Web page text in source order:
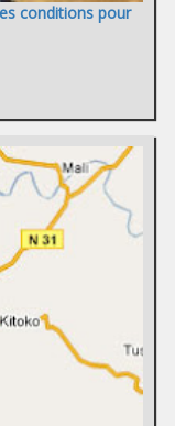
conditions pour